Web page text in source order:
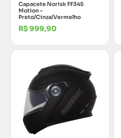
Capacete Norisk FF345
Motion –
Preto/Cinza/Vermelho
R$999,90